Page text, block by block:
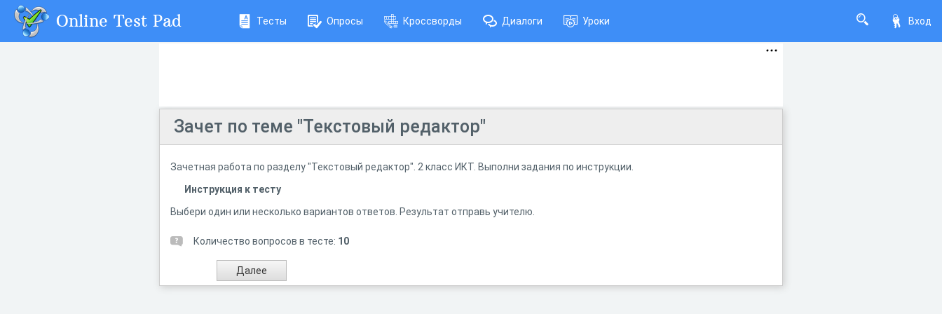
Вход
Online Test Pad Тесты Опросы Кроссворды Диалоги Уроки
Зачет по теме "Текстовый редактор"
Зачетная работа по разделу "Текстовый редактор". 2 класс ИКТ. Выполни задания по инструкции.
Инструкция к тесту
Выбери один или несколько вариантов ответов. Результат отправь учителю.
Количество вопросов в тесте: 10